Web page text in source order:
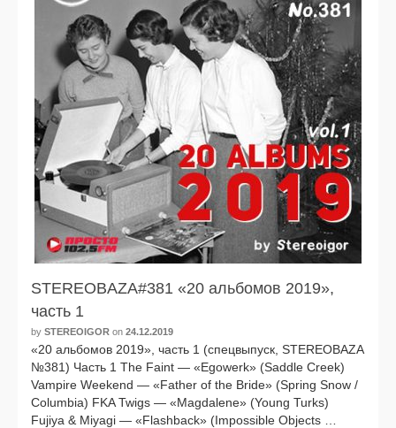
STEREOBAZA#381 «20 альбомов 2019»,
часть 1
by STEREOIGOR on 24.12.2019
«20 аль­бо­мов 2019», часть 1 (спец­вы­пуск, STEREOBAZA
№381) Часть 1 The Faint — «Egowerk» (Saddle Creek)
Vampire Weekend — «Father of the Bride» (Spring Snow /
Columbia) FKA Twigs — «Magdalene» (Young Turks)
Fujiya & Miyagi — «Flashback» (Impossible Objects …